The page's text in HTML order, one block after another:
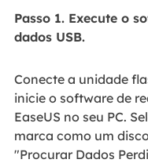
Passo 1. Execute o
dados USB.
Conecte a unidade
inicie o software de
EaseUS no seu PC.
marca como um
"Procurar Dados